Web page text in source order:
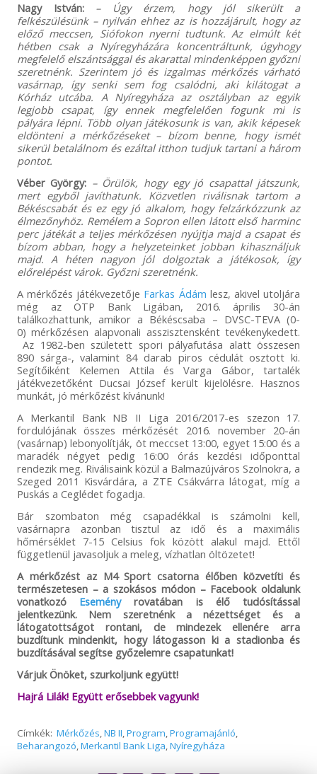
Nagy István:
– Úgy érzem, hogy jól sikerült a
felkészülésünk – nyilván ehhez az is hozzájárult, hogy az
előző meccsen, Siófokon nyerni tudtunk. Az elmúlt két
hétben csak a Nyíregyházára koncentráltunk, úgyhogy
megfelelő elszántsággal és akarattal mindenképpen győzni
szeretnénk. Szerintem jó és izgalmas mérkőzés várható
vasárnap, így senki sem fog csalódni, aki kilátogat a
Kórház utcába. A Nyíregyháza az osztályban az egyik
legjobb csapat, így ennek megfelelően fogunk mi is
pályára lépni. Több olyan játékosunk is van, akik képesek
eldönteni a mérkőzéseket – bízom benne, hogy ismét
sikerül betalálnom és ezáltal itthon tudjuk tartani a három
pontot.
Véber György: – Örülök, hogy egy jó csapattal játszunk,
mert egyből javíthatunk. Közvetlen riválisnak tartom a
Békéscsabát és ez egy jó alkalom, hogy felzárkózzunk az
élmezőnyhöz. Remélem a Sopron ellen látott első harminc
perc játékát a teljes mérkőzésen nyújtja majd a csapat és
bízom abban, hogy a helyzeteinket jobban kihasználjuk
majd. A héten nagyon jól dolgoztak a játékosok, így
előrelépést várok. Győzni szeretnénk.
A mérkőzés játékvezetője Farkas Ádám lesz, akivel utoljára
még az OTP Bank Ligában, 2016. április 30-án
találkozhattunk, amikor a Békéscsaba – DVSC-TEVA (0-
0) mérkőzésen alapvonali asszisztensként tevékenykedett.
Az 1982-ben született spori pályafutása alatt összesen
890 sárga-, valamint 84 darab piros cédulát osztott ki.
Segítőiként Kelemen Attila és Varga Gábor, tartalék
játékvezetőként Ducsai József került kijelölésre. Hasznos
munkát, jó mérkőzést kívánunk!
A Merkantil Bank NB II Liga 2016/2017-es szezon 17.
fordulójának összes mérkőzését 2016. november 20-án
(vasárnap) lebonyolítják, öt meccset 13:00, egyet 15:00 és a
maradék négyet pedig 16:00 órás kezdési időponttal
rendezik meg. Riválisaink közül a Balmazújváros Szolnokra, a
Szeged 2011 Kisvárdára, a ZTE Csákvárra látogat, míg a
Puskás a Ceglédet fogadja.
Bár szombaton még csapadékkal is számolni kell,
vasárnapra azonban tisztul az idő és a maximális
hőmérséklet 7-15 Celsius fok között alakul majd. Ettől
függetlenül javasoljuk a meleg, vízhatlan öltözetet!
A mérkőzést az M4 Sport csatorna élőben közvetíti és
természetesen – a szokásos módon – Facebook oldalunk
vonatkozó Eseményrovatában is élő tudósítással
jelentkezünk. Nem szeretnénk a nézettséget és a
látogatottságot rontani, de mindezek ellenére arra
buzdítunk mindenkit, hogy látogasson ki a stadionba és
buzdításával segítse győzelemre csapatunkat!
Várjuk Önöket, szurkoljunk együtt!
Hajrá Lilák! Együtt erősebbek vagyunk!
Címkék: Mérkőzés,NB II,Program,Programajánló,
Beharangozó,Merkantil Bank Liga,Nyíregyháza